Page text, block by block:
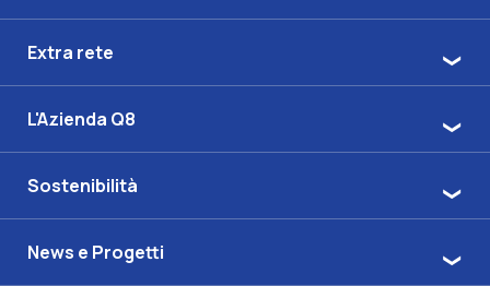
Extra rete
L'Azienda Q8
Sostenibilità
News e Progetti